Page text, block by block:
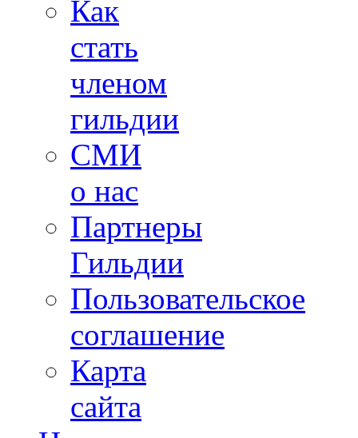
Как
стать
членом
гильдии
СМИ
о нас
Партнеры
Гильдии
Пользовательское
соглашение
Карта
сайта